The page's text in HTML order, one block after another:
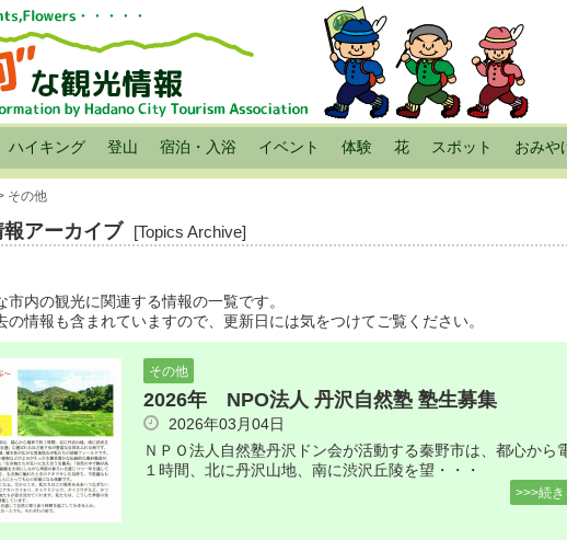
ハイキング 登山 宿泊・入浴 イベント 体験 花 スポット おみや
その他
アーカイブ [Topics Archive]
市内の観光に関連する情報の一覧です。
の情報も含まれていますので、更新日には気をつけてご覧ください。
その他
2026年 NPO法人 丹沢自然塾 塾生募集
2026年03月04日
ＮＰＯ法人自然塾丹沢ドン会が活動する秦野市は、都心から
１時間、北に丹沢山地、南に渋沢丘陵を望・・・
>>>続